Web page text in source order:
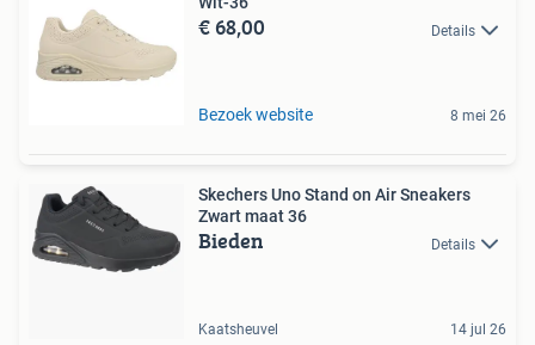
€ 68,00 Details
Bezoek website 8 mei 26
Skechers Uno Stand on Air Sneakers
Zwart maat 36
Bieden Details
Kaatsheuvel 14 jul 26